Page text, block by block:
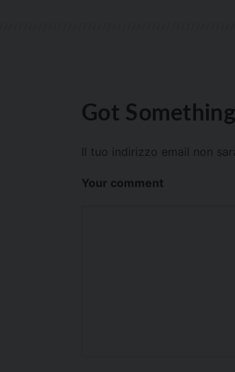
Got
Il tuo indirizzo email non
Your comment